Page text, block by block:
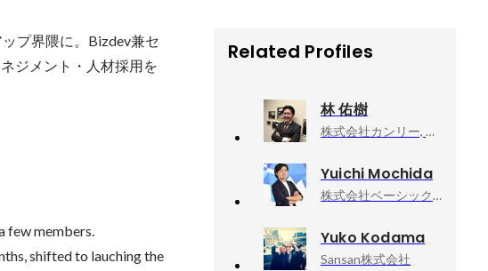
プ界隈に。Bizdev兼セ
ジメント・人材採用を
few members.
shifted to lauching the
Related Profiles
林 佑樹
株式会社カンリー, セールス部 部長
Yuichi Mochida
株式会社ベーシック, SaaS事業部 セールス部長
Yuko Kodama
Sansan株式会社